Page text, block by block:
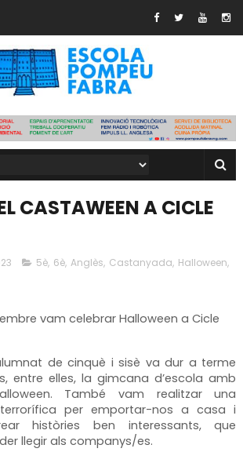
CASTAWEEN A CICLE
5è, 6è, Anglès, Castanyada, Halloween,
vam celebrar Halloween a Cicle
de cinquè i sisè va dur a terme
entre elles, la gimcana d’escola amb
També vam realitzar una
per emportar-nos a casa i
històries ben interessants, que
llegir als companys/es.